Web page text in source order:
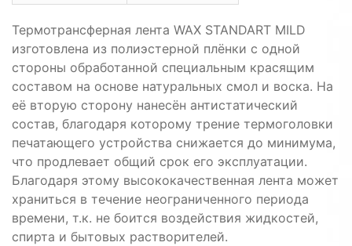
Термотрансферная лента WAX STANDART MILD
изготовлена из полиэстерной плёнки с одной
стороны обработанной специальным красящим
составом на основе натуральных смол и воска. На
её вторую сторону нанесён антистатический
состав, благодаря которому трение термоголовки
печатающего устройства снижается до минимума,
что продлевает общий срок его эксплуатации.
Благодаря этому высококачественная лента может
храниться в течение неограниченного периода
времени, т.к. не боится воздействия жидкостей,
спирта и бытовых растворителей.